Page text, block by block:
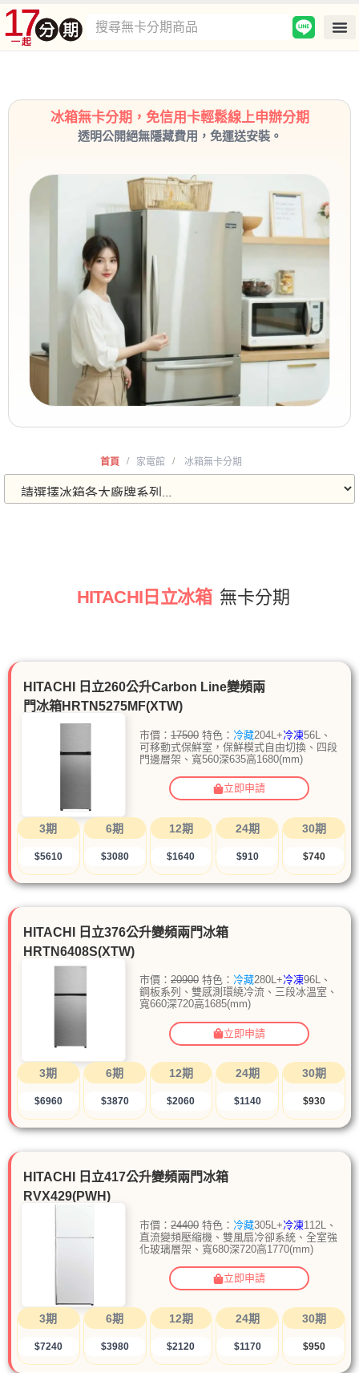
冰箱無卡分期，免信用卡輕鬆線上申辦分期
透明公開絕無隱藏費用，免運送安裝。
首頁 / 家電館 / 冰箱無卡分期
HITACHI日立冰箱 無卡分期
HITACHI 日立260公升Carbon Line變頻兩
門冰箱HRTN5275MF(XTW)
市價： 17500特色： 冷藏204L+冷凍56L、
可移動式保鮮室，保鮮模式自由切換、四段
門邊層架、寬560深635高1680(mm)
立即申請
3期
$5610
6期
$3080
12期
$1640
24期
$910
30期
$740
HITACHI 日立376公升變頻兩門冰箱
HRTN6408S(XTW)
市價： 20900特色： 冷藏280L+冷凍96L、
鋼板系列、雙感測環繞冷流、三段冰溫室、
寬660深720高1685(mm)
立即申請
3期
$6960
6期
$3870
12期
$2060
24期
$1140
30期
$930
HITACHI 日立417公升變頻兩門冰箱
RVX429(PWH)
市價： 24400特色： 冷藏305L+冷凍112L、
直流變頻壓縮機、雙風扇冷卻系統、全室強
化玻璃層架、寬680深720高1770(mm)
立即申請
3期
$7240
6期
$3980
12期
$2120
24期
$1170
30期
$950